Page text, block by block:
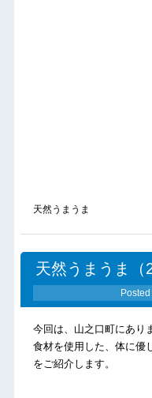
天然うまうま
天然うまうま（
Posted
今回は、山之口町にあり
食材を使用した、体に優
をご紹介します。